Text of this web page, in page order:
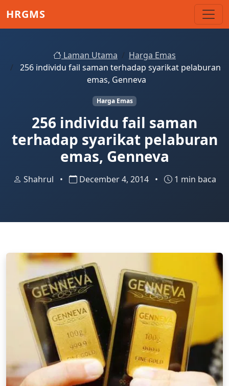
HRGMS
Laman Utama
Harga Emas
256 individu fail saman terhadap syarikat pelaburan
emas, Genneva
Harga Emas
256 individu fail saman
terhadap syarikat pelaburan
emas, Genneva
Shahrul • December 4, 2014 • 1 min baca